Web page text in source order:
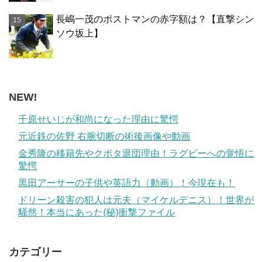
長嶋一茂のポストマンの赤字額は？【直撃シン
ソウ坂上】
NEW!
千原せいじが和尚になった理由に驚愕
元近鉄の佐野 右腕切断の術後画像や動画
金秀隆の移籍先やクボタ退団理由！ラグビーへの覚悟に
驚愕
黒田アーサーの子供や英語力（動画）！今現在も！
ドリーン殺害の犯人は元夫（マイケルデニス）！世界が
騒然！本当にあった(秘)衝撃ファイル
カテゴリー